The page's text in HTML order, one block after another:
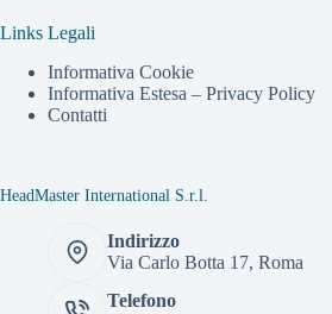
Links Legali
Informativa Cookie
Informativa Estesa – Privacy Policy
Contatti
HeadMaster International S.r.l.
Indirizzo
Via Carlo Botta 17, Roma
Telefono